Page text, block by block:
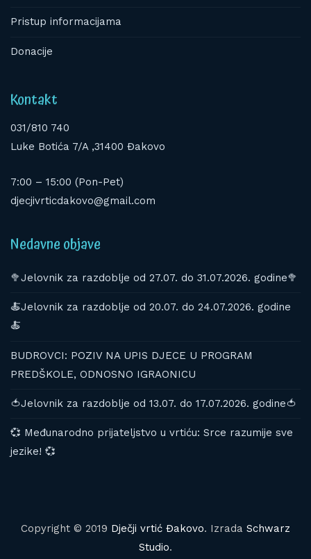
Pristup informacijama
Donacije
Kontakt
031/810 740
Luke Botića 7/A ,31400 Đakovo
7:00 – 15:00 (Pon-Pet)
djecjivrticdakovo@gmail.com
Nedavne objave
🥦Jelovnik za razdoblje od 27.07. do 31.07.2026. godine🥦
🍝Jelovnik za razdoblje od 20.07. do 24.07.2026. godine
🍝
BUDROVCI: POZIV NA UPIS DJECE U PROGRAM
PREDŠKOLE, ODNOSNO IGRAONICU
🍅Jelovnik za razdoblje od 13.07. do 17.07.2026. godine🍅
💞 Međunarodno prijateljstvo u vrtiću: Srce razumije sve
jezike! 💞
Copyright © 2019 Dječji vrtić Đakovo. Izrada Schwarz
Studio.